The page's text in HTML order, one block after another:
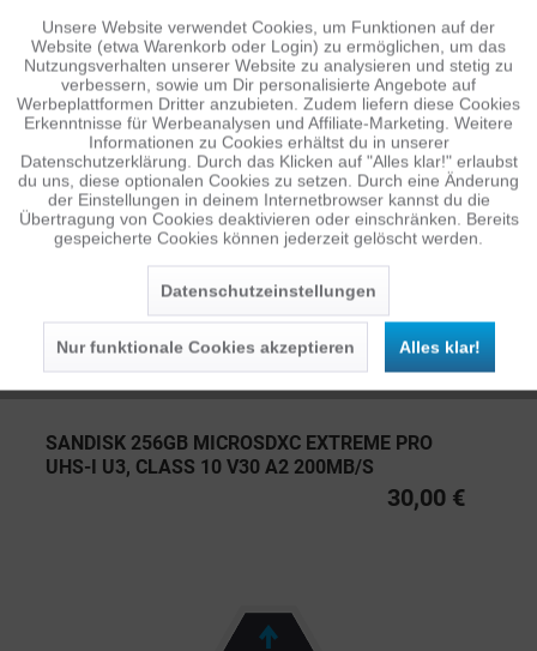
ÄHNLICHE ARTIKEL
Diese Artikel sind dem Produkt ähnlich ...mehr
Persönliche Empfehlungen
SANDISK 256GB MICROSDXC EXTREME PRO
UHS-I U3, CLASS 10 V30 A2 200MB/S
30,00 €
Funktionale Aktiv
Tracking Inaktiv
Personalisierung Inaktiv
Service Inaktiv
Unsere Website verwendet Cookies, um Funktionen auf der
Website (etwa Warenkorb oder Login) zu ermöglichen, um das
Nutzungsverhalten unserer Website zu analysieren und stetig zu
verbessern, sowie um Dir personalisierte Angebote auf
Werbeplattformen Dritter anzubieten. Zudem liefern diese Cookies
Erkenntnisse für Werbeanalysen und Affiliate-Marketing. Weitere
Informationen zu Cookies erhältst du in unserer
Datenschutzerklärung. Durch das Klicken auf "Alles klar!" erlaubst
du uns, diese optionalen Cookies zu setzen. Durch eine Änderung
der Einstellungen in deinem Internetbrowser kannst du die
Übertragung von Cookies deaktivieren oder einschränken. Bereits
gespeicherte Cookies können jederzeit gelöscht werden.
Datenschutzeinstellungen
Nur funktionale Cookies akzeptieren Alles klar!